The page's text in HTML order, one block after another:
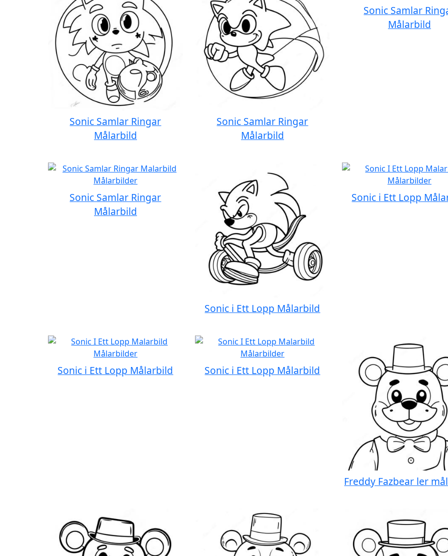
Sonic Samlar Ringar
Målarbild
Sonic Samlar Ringar
Målarbild
Sonic Samlar
Målarbild
Sonic Samlar Ringar
Målarbild
Sonic i Ett Lopp Målarbild
Sonic i Ett Lopp
Sonic i Ett Lopp Målarbild Sonic i Ett Lopp Målarbild
Freddy Fazbear ler